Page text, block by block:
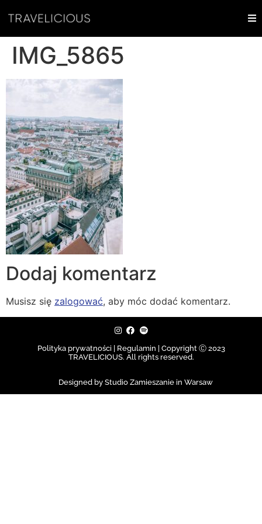
IMG_5865
Dodaj komentarz
Musisz się zalogować, aby móc dodać komentarz.
Polityka prywatności | Regulamin | Copyright Ⓒ 2023
TRAVELICIOUS. All rights reserved.
Designed by Studio Zamieszanie in Warsaw